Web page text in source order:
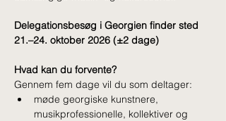
Delegationsbesøg i Georgien finder sted
21.–24. oktober 2026 (±2 dage)
Hvad kan du forvente?
Gennem fem dage vil du som deltager:
møde georgiske kunstnere,
musikprofessionelle, kollektiver og